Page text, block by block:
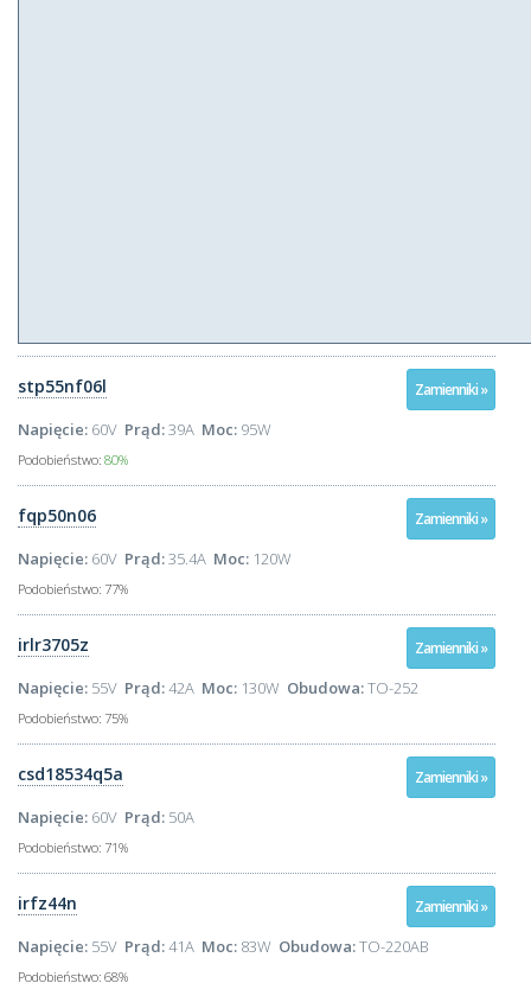
Zamienniki »
stp55nf06l
Napięcie: 60V Prąd:39A Moc: 95W
Podobieństwo: 80%
Zamienniki »
fqp50n06
Napięcie: 60V Prąd:35.4A Moc: 120W
Podobieństwo: 77%
Zamienniki »
irlr3705z
Napięcie: 55V Prąd:42A Moc: 130W Obudowa:TO-252
Podobieństwo: 75%
Zamienniki »
csd18534q5a
Napięcie: 60V Prąd: 50A
Podobieństwo: 71%
Zamienniki »
irfz44n
Napięcie: 55V Prąd:41A Moc: 83W Obudowa:TO-220AB
Podobieństwo: 68%